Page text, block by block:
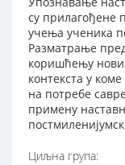
су прилагођене
учења ученика
Разматрање
коришћењу
контекста у
на потребе
примену
Циљна група: